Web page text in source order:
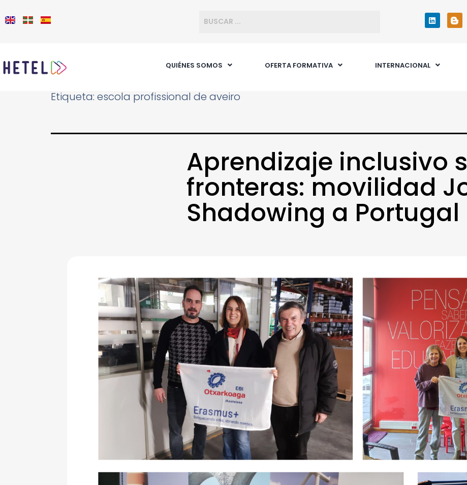
QUIÉNES SOMOS OFERTA FORMATIVA INTERNACIONAL
Etiqueta: escola profissional de aveiro
Aprendizaje inclusivo
fronteras: movilidad
Shadowing a Portugal